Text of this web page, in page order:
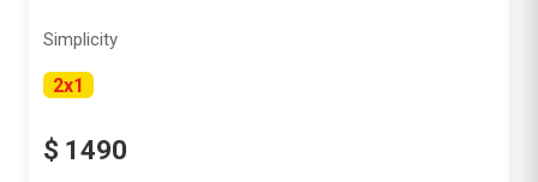
Simplicity
2x1
$ 1490